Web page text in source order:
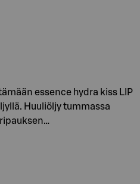
essence hydra kiss LIP
Huuliöljy tummassa